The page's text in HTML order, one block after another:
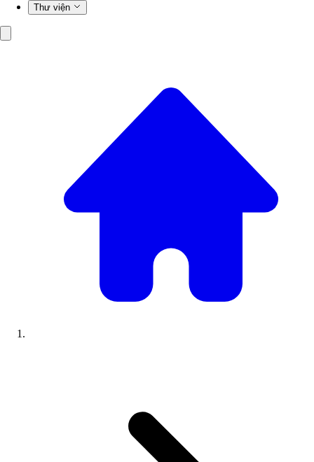
Thư viện